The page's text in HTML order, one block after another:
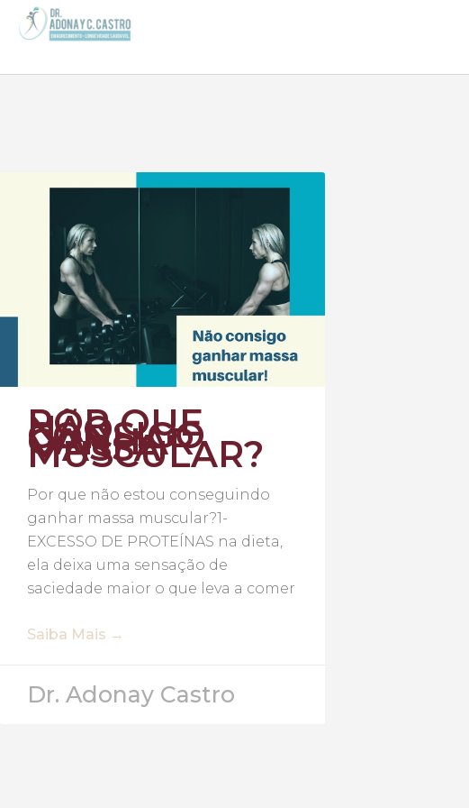
POR QUE
NÃO
CONSIGO
GANHAR
MASSA
MUSCULAR?
Por que não estou conseguindo
ganhar massa muscular?1-
EXCESSO DE PROTEÍNAS na dieta,
ela deixa uma sensação de
saciedade maior o que leva a comer
Saiba Mais →
Dr. Adonay Castro